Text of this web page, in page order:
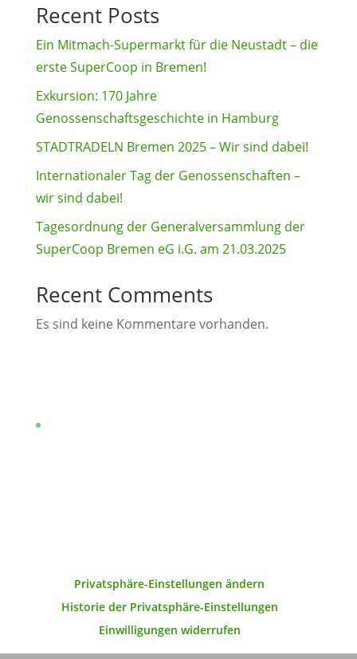
Recent Posts
Ein Mitmach-Supermarkt für die Neustadt – die
erste SuperCoop in Bremen!
Exkursion: 170 Jahre
Genossenschaftsgeschichte in Hamburg
STADTRADELN Bremen 2025 – Wir sind dabei!
Internationaler Tag der Genossenschaften –
wir sind dabei!
Tagesordnung der Generalversammlung der
SuperCoop Bremen eG i.G. am 21.03.2025
Recent Comments
Es sind keine Kommentare vorhanden.
Privatsphäre-Einstellungen ändern
Historie der Privatsphäre-Einstellungen
Einwilligungen widerrufen